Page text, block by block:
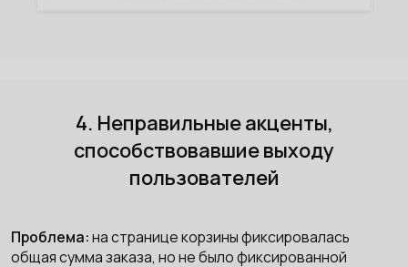
4. Неправильные акценты,
способствовавшие выходу
пользователей
Проблема:на странице корзины фиксировалась
общая сумма заказа, но не было фиксированной